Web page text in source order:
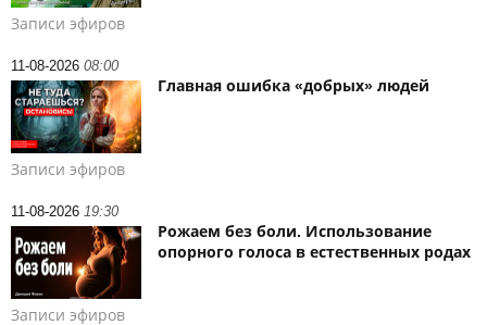
Записи эфиров
11-08-2026 08:00
Главная ошибка «добрых» людей
Записи эфиров
11-08-2026 19:30
Рожаем без боли. Использование
опорного голоса в естественных родах
Записи эфиров